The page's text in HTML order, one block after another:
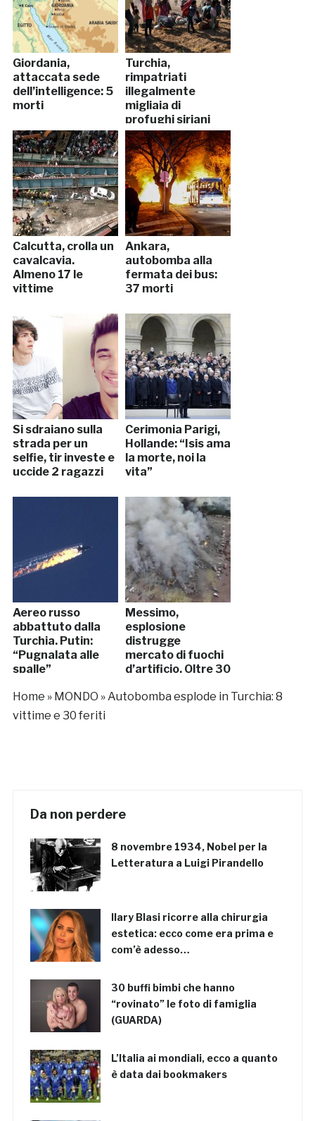
Giordania,
attaccata sede
dell’intelligence: 5
morti
Turchia,
rimpatriati
illegalmente
migliaia di
profughi siriani
Calcutta, crolla un
cavalcavia.
Almeno 17 le
vittime
Ankara,
autobomba alla
fermata dei bus:
37 morti
Si sdraiano sulla
strada per un
selfie, tir investe e
uccide 2 ragazzi
Cerimonia Parigi,
Hollande: “Isis ama
la morte, noi la
vita”
Aereo russo
abbattuto dalla
Turchia. Putin:
“Pugnalata alle
spalle”
Messimo,
esplosione
distrugge
mercato di fuochi
d’artificio. Oltre 30
Home » MONDO »Autobomba esplode in Turchia: 8
vittime e 30 feriti
Da non perdere
8 novembre 1934, Nobel per la
Letteratura a Luigi Pirandello
Ilary Blasi ricorre alla chirurgia
estetica: ecco come era prima e
com’è adesso…
30 buffi bimbi che hanno
“rovinato” le foto di famiglia
(GUARDA)
L’Italia ai mondiali, ecco a quanto
è data dai bookmakers